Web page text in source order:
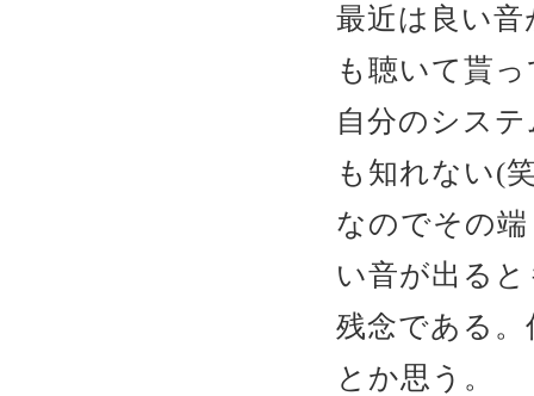
最近は良い
も聴いて貰
自分のシス
も知れない(
なのでその
い音が出る
残念である
とか思う。